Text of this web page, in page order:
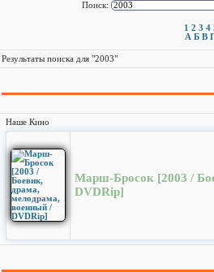
Поиск:
1 2 3 4
А Б В
Результаты поиска для "2003"
Наше Кино
Марш-Бросок [2003 /
DVDRip]